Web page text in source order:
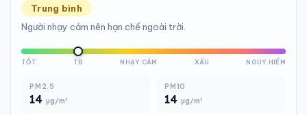
Trung bình
Người nhạy cảm nên hạn chế ngoài trời.
TỐT TB NHẠY CẢM XẤU NGUY HIỂM
PM2.5
14 µg/m³
PM10
14 µg/m³